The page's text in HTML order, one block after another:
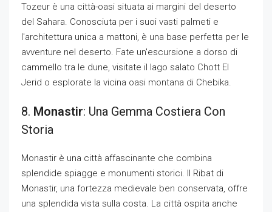
Tozeur è una città-oasi situata ai margini del deserto
del Sahara. Conosciuta per i suoi vasti palmeti e
l'architettura unica a mattoni, è una base perfetta per le
avventure nel deserto. Fate un'escursione a dorso di
cammello tra le dune, visitate il lago salato Chott El
Jerid o esplorate la vicina oasi montana di Chebika.
8. Monastir: Una Gemma Costiera Con
Storia
Monastir è una città affascinante che combina
splendide spiagge e monumenti storici. Il Ribat di
Monastir, una fortezza medievale ben conservata, offre
una splendida vista sulla costa. La città ospita anche